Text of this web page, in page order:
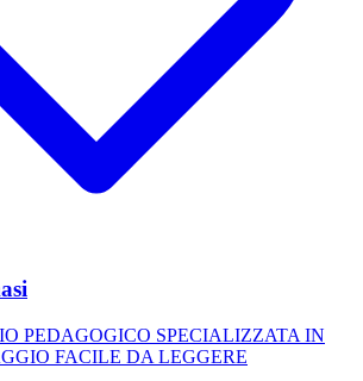
PEDAGOGICO SPECIALIZZATA IN
FACILE DA LEGGERE